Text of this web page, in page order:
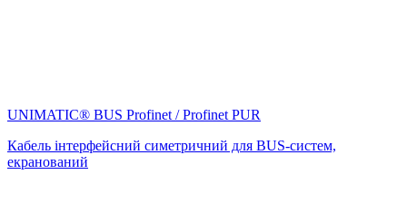
UNIMATIC® BUS Profinet / Profinet PUR
Кабель інтерфейсний симетричний для BUS-систем,
екранований